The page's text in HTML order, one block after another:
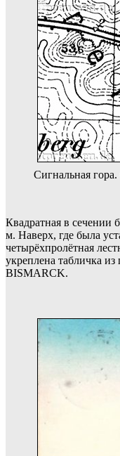
Сигнальная
Квадратная в
м. Наверх, где была
четырёхпролётная
укреплена табличка
BISMARCK.